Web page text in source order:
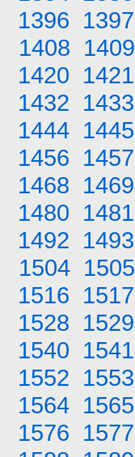
1396 1397
1408 1409
1420 1421
1432 1433
1444 1445
1456 1457
1468 1469
1480 1481
1492 1493
1504 1505
1516 1517
1528 1529
1540 1541
1552 1553
1564 1565
1576 1577